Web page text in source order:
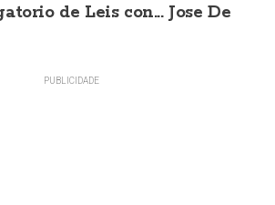
de Leis con... Jose De